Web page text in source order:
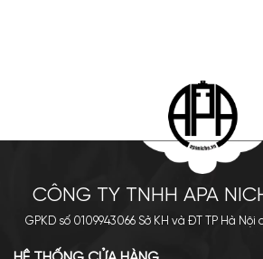
CÔNG TY TNHH APA
GPKD số 0109943066 Sở KH và ĐT TP Hà